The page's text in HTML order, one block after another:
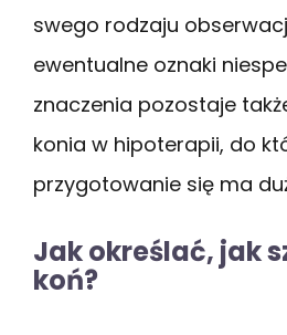
swego rodzaju
ewentualne oznaki
znaczenia pozostaje
konia w hipoterapii, do
przygotowanie się ma
Jak określać, jak
koń?